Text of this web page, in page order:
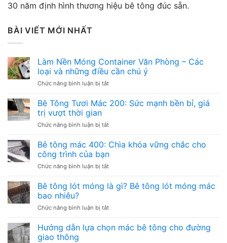
30 năm định hình thương hiệu bê tông đúc sẵn.
BÀI VIẾT MỚI NHẤT
Làm Nền Móng Container Văn Phòng – Các
loại và những điều cần chú ý
Chức năng bình luận bị tắtở
Nền
Văn
–
Các
và
điều
ý
Bê Tông Tươi Mác 200: Sức mạnh bền bỉ, giá
trị vượt thời gian
Chức năng bình luận bị tắtở
Tông
Tươi
Mác
200:
mạnh
bền
giá
vượt
Bê tông mác 400: Chìa khóa vững chắc cho
công trình của bạn
Chức năng bình luận bị tắtở
tông
mác
Chìa
vững
Bê tông lót móng là gì? Bê tông lót móng mác
bao nhiêu?
Chức năng bình luận bị tắtở
tông
lót
Hướng dẫn lựa chọn mác bê tông cho đường
giao thông